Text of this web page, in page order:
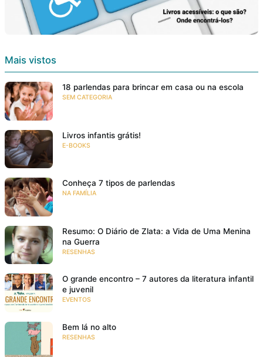
Mais vistos
18 parlendas para brincar em casa ou na escola
SEM CATEGORIA
Livros infantis grátis!
E-BOOKS
Conheça 7 tipos de parlendas
NA FAMÍLIA
Resumo: O Diário de Zlata: a Vida de Uma Menina
na Guerra
RESENHAS
O grande encontro – 7 autores da literatura infantil
e juvenil
EVENTOS
Bem lá no alto
RESENHAS